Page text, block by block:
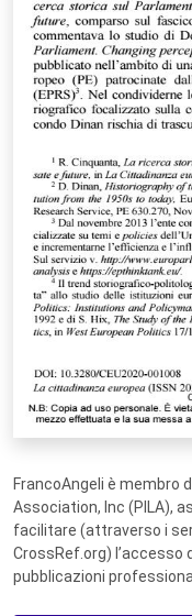
FrancoAngeli è membro
Association, Inc (PILA),
facilitare (attraverso i
CrossRef.org)
pubblicazioni